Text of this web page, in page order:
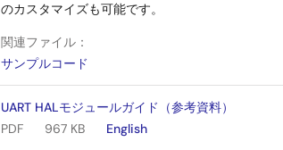
のカスタマイズも可能です。
関連ファイル：
サンプルコード
UART HALモジュールガイド（参考資料）
PDF
967 KB
English